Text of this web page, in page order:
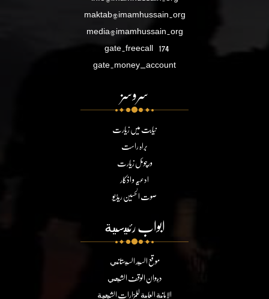
maktab@imamhussain.org
media@imamhussain.org
gate.freecall 174
gate.money_account
سروسز
نیابت میں زیارت
براہ راست
ورچوئل زیارت
ادعیہ و اذکار
صوت الحسین ریڈیو
ابواب رئيسية
موقع السيد السيستاني
ديوان الوقف الشيعي
الامانة العامة للمزارات الشيعية